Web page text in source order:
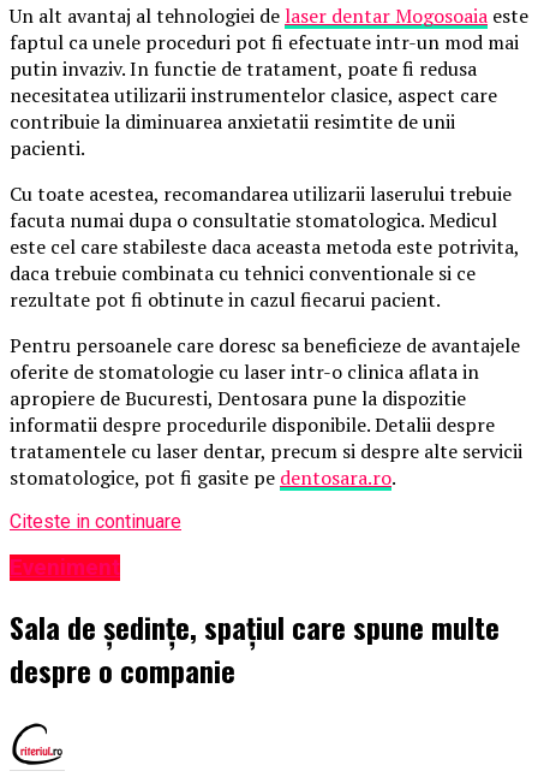
Un alt avantaj al tehnologiei delaser dentar Mogosoaia este
faptul ca unele proceduri pot fi efectuate intr-un mod mai
putin invaziv. In functie de tratament, poate fi redusa
necesitatea utilizarii instrumentelor clasice, aspect care
contribuie la diminuarea anxietatii resimtite de unii
pacienti.
Cu toate acestea, recomandarea utilizarii laserului trebuie
facuta numai dupa o consultatie stomatologica. Medicul
este cel care stabileste daca aceasta metoda este potrivita,
daca trebuie combinata cu tehnici conventionale si ce
rezultate pot fi obtinute in cazul fiecarui pacient.
Pentru persoanele care doresc sa beneficieze de avantajele
oferite de stomatologie cu laser intr-o clinica aflata in
apropiere de Bucuresti, Dentosara pune la dispozitie
informatii despre procedurile disponibile. Detalii despre
tratamentele cu laser dentar, precum si despre alte servicii
stomatologice, pot fi gasite pe dentosara.ro.
Citeste in continuare
Eveniment
Sala de ședințe, spațiul care spune multe
despre o companie